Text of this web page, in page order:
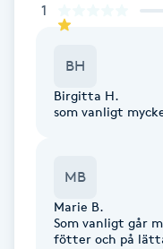
Diamantslipning
Enzympeeling
Eyeliner-tatuering
1
BH
Birgitta H.
som vanligt
MB
Marie B.
Som vanligt går
fötter och på